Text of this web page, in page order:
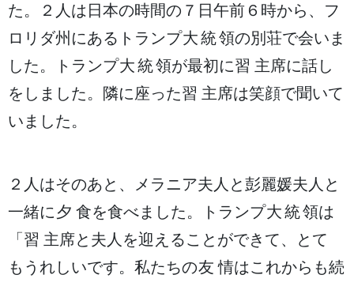
た。
２人 は 日本の時間の ７日 午前 ６ 時から、フ
ロリダ州 にあるトランプ大統領の別荘で会いま
した。トランプ大統領が最初に習 主席に話し
をしました。 隣に座った習 主席は笑顔で聞いて
いました。
２人 はそのあと、メラニア夫人 と彭麗媛夫人 と
一緒に 夕食を食べました。トランプ大統領は
「 習 主席と 夫人 を迎 えることができて、とて
もうれしいです。 私たちの友情はこれからも続